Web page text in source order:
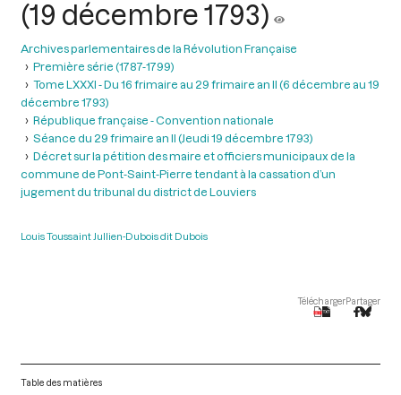
(19 décembre 1793)
Archives parlementaires de la Révolution Française
Première série (1787-1799)
Tome LXXXI - Du 16 frimaire au 29 frimaire an II (6 décembre au 19
décembre 1793)
République française - Convention nationale
Séance du 29 frimaire an II (Jeudi 19 décembre 1793)
Décret sur la pétition des maire et officiers municipaux de la
commune de Pont-Saint-Pierre tendant à la cassation d’un
jugement du tribunal du district de Louviers
Louis Toussaint Jullien-Dubois dit Dubois
TéléchargerPartager
Table des matières